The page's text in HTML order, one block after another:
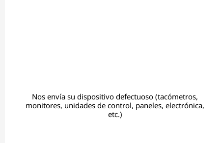
Nos envía su dispositivo defectuoso (tacómetros,
monitores, unidades de control, paneles, electrónica,
etc.)